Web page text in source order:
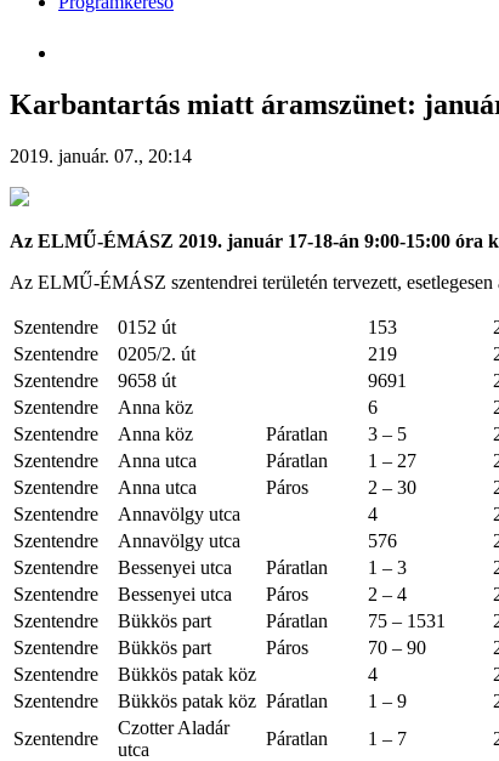
Karbantartás miatt áramszünet:
2019. január. 07., 20:14
Az ELMŰ-ÉMÁSZ 2019. január 17-18-án 9:00-15:00 óra
Az ELMŰ-ÉMÁSZ szentendrei területén tervezett,
Szentendre 0152 út 153
Szentendre
0205/2. út 219
Szentendre
9658 út 9691
Szentendre
Anna köz 6
Szentendre
Anna köz Páratlan 3 – 5
Szentendre
Anna utca Páratlan 1 – 27
Szentendre
Anna utca Páros 2 – 30
Szentendre
Annavölgy utca 4
Szentendre
Annavölgy utca 576
Szentendre
Bessenyei utca Páratlan 1 – 3
Szentendre
Bessenyei utca Páros 2 – 4
Szentendre
Bükkös part Páratlan 75 – 1531
Szentendre
Bükkös part Páros 70 – 90
Szentendre
Bükkös patak köz 4
Szentendre
Bükkös patak köz Páratlan 1 – 9
Szentendre
Czotter Aladár
utca
Páratlan 1 – 7